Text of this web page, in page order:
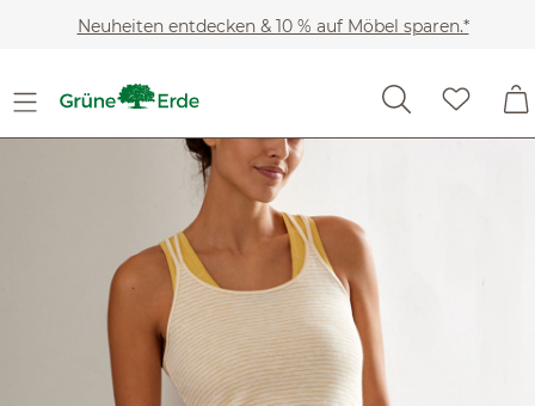
Zum Hauptinhalt springen
Neuheiten entdecken & 10 % auf Möbel sparen.*